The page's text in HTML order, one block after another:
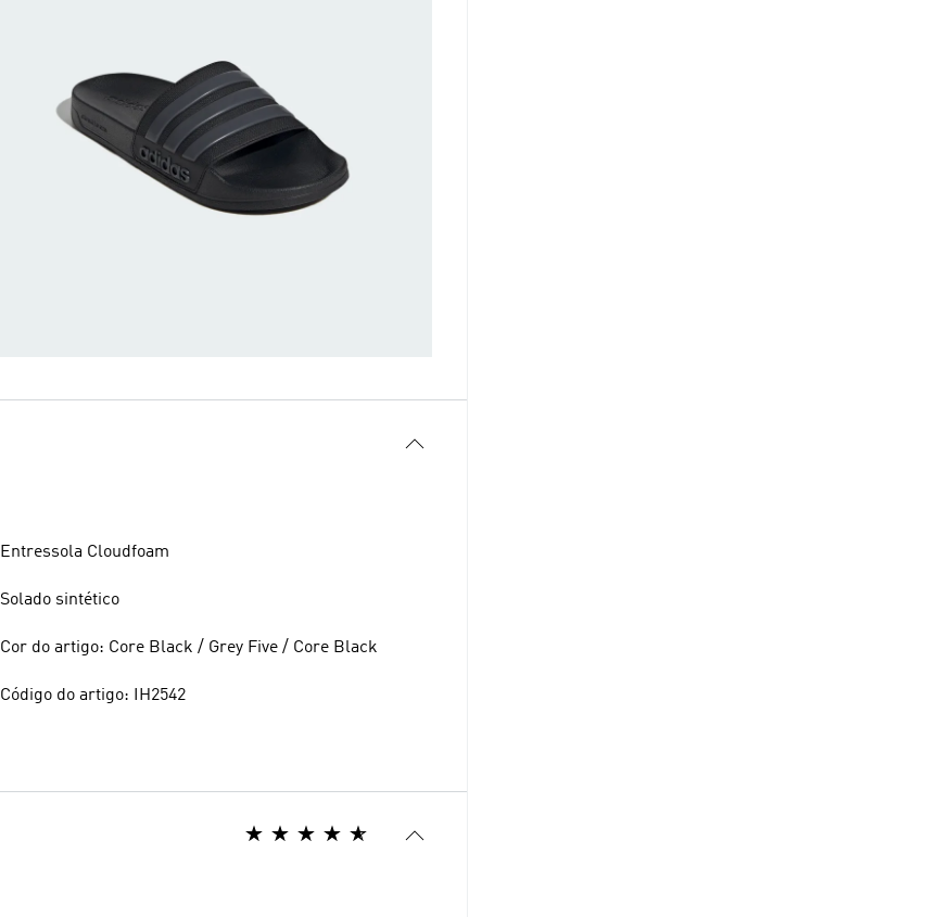
Entressola Cloudfoam
Solado sintético
Cor do artigo: Core Black / Grey Five / Core Black
Código do artigo: IH2542